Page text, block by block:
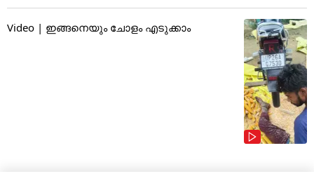
Video | ഇങ്ങനെയും ചോളം എടുക്കാം